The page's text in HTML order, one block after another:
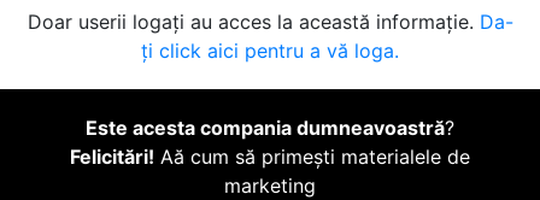
Doar userii logați au acces la această informație. Da-
ți click aici pentru a vă loga.
Este acesta compania dumneavoastră?
Felicitări! Aă cum să primești materialele de
marketing